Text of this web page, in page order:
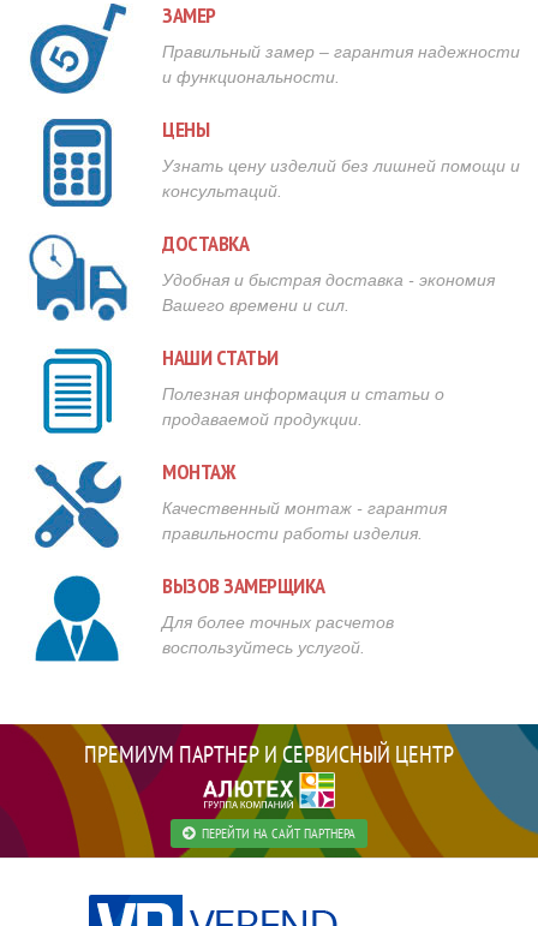
ЗАМЕР
Правильный замер – гарантия надежности
и функциональности.
ЦЕНЫ
Узнать цену изделий без лишней помощи и
консультаций.
ДОСТАВКА
Удобная и быстрая доставка - экономия
Вашего времени и сил.
НАШИ СТАТЬИ
Полезная информация и статьи о
продаваемой продукции.
МОНТАЖ
Качественный монтаж - гарантия
правильности работы изделия.
ВЫЗОВ ЗАМЕРЩИКА
Для более точных расчетов
воспользуйтесь услугой.
ПРЕМИУМ ПАРТНЕР И СЕРВИСНЫЙ ЦЕНТР
ПЕРЕЙТИ НА САЙТ ПАРТНЕРА